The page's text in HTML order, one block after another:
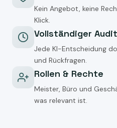
Kein Angebot, keine
Klick.
Vollständiger
Jede KI-Entscheidung
und Rückfragen.
Rollen & Rechte
Meister, Büro und
was relevant ist.